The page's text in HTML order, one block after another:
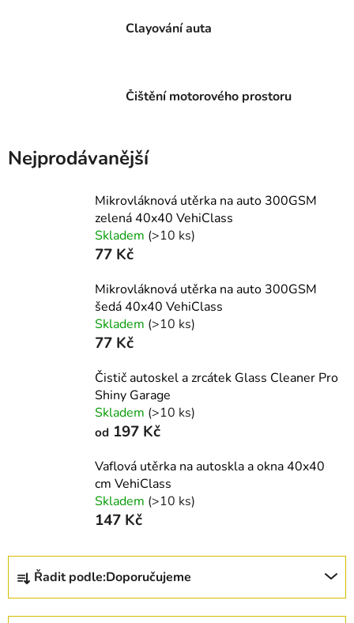
Clayování auta
Čištění motorového prostoru
Nejprodávanější
Mikrovláknová utěrka na auto 300GSM
zelená 40x40 VehiClass
Skladem (>10 ks)
77 Kč
Mikrovláknová utěrka na auto 300GSM
šedá 40x40 VehiClass
Skladem (>10 ks)
77 Kč
Čistič autoskel a zrcátek Glass Cleaner Pro
Shiny Garage
Skladem (>10 ks)
od 197 Kč
Vaflová utěrka na autoskla a okna 40x40
cm VehiClass
Skladem (>10 ks)
147 Kč
Ř
z
Řadit podle:Doporučujeme